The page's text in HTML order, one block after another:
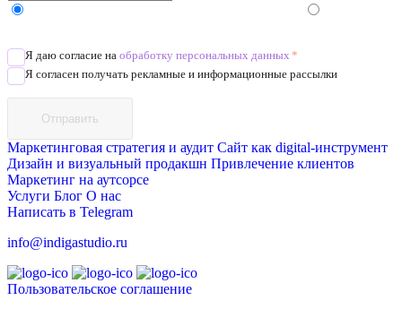
Я даю согласие на обработку персональных данных *
Я согласен получать рекламные и информационные рассылки
Отправить
Маркетинговая стратегия и аудит Сайт как digital-инструмент
Дизайн и визуальный продакшн Привлечение клиентов
Маркетинг на аутсорсе
Услуги Блог О нас
Написать в Telegram
info@indigastudio.ru
Пользовательское соглашение